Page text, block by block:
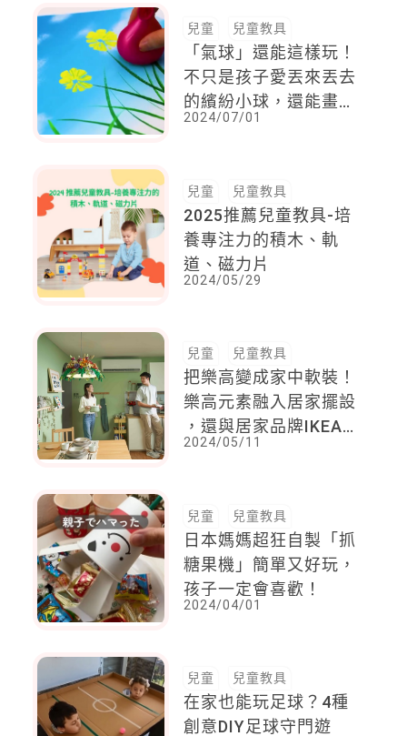
兒童 兒童教具
「氣球」還能這樣玩！
不只是孩子愛丟來丟去
的繽紛小球，還能畫畫
激發創意
2024/07/01
兒童 兒童教具
2025推薦兒童教具-培
養專注力的積木、軌
道、磁力片
2024/05/29
兒童 兒童教具
把樂高變成家中軟裝！
樂高元素融入居家擺設
，還與居家品牌IKEA
攜手 ，推期間限定優
2024/05/11
兒童 兒童教具
日本媽媽超狂自製「抓
糖果機」簡單又好玩，
孩子一定會喜歡！
2024/04/01
兒童 兒童教具
在家也能玩足球？4種
創意DIY足球守門遊